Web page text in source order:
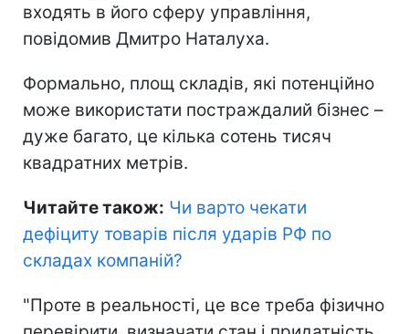
входять в його сферу управління,
повідомив Дмитро Наталуха.
Формально, площ складів, які потенційно
може використати постраждалий бізнес –
дуже багато, це кілька сотень тисяч
квадратних метрів.
Читайте також: Чи варто чекати
дефіциту товарів після ударів РФ по
складах компаній?
"Проте в реальності, це все треба фізично